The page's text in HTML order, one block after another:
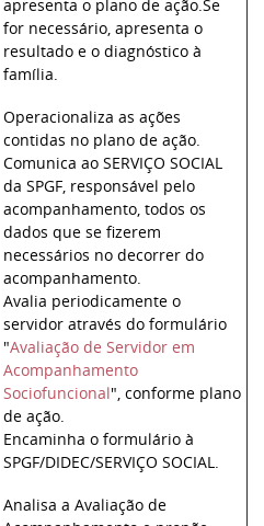
apresenta o plano de ação.Se
for necessário, apresenta o
resultado e o diagnóstico à
família.
Operacionaliza as ações
contidas no plano de ação.
Comunica ao SERVIÇO SOCIAL
da SPGF, responsável pelo
acompanhamento, todos os
dados que se fizerem
necessários no decorrer do
acompanhamento.
Avalia periodicamente o
servidor através do formulário
"Avaliação de Servidor em
Acompanhamento
Sociofuncional", conforme plano
de ação.
Encaminha o formulário à
SPGF/DIDEC/SERVIÇO SOCIAL.
Analisa a Avaliação de